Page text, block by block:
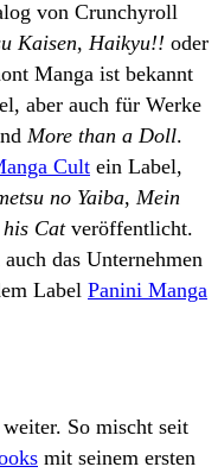
von Crunchyroll
Kaisen, Haikyu!! oder
Manga ist bekannt
aber auch für Werke
More than a Doll.
Cult ein Label,
no Yaiba, Mein
Catveröffentlicht.
das Unternehmen
Label Panini Manga
So mischt seit
mit seinem ersten